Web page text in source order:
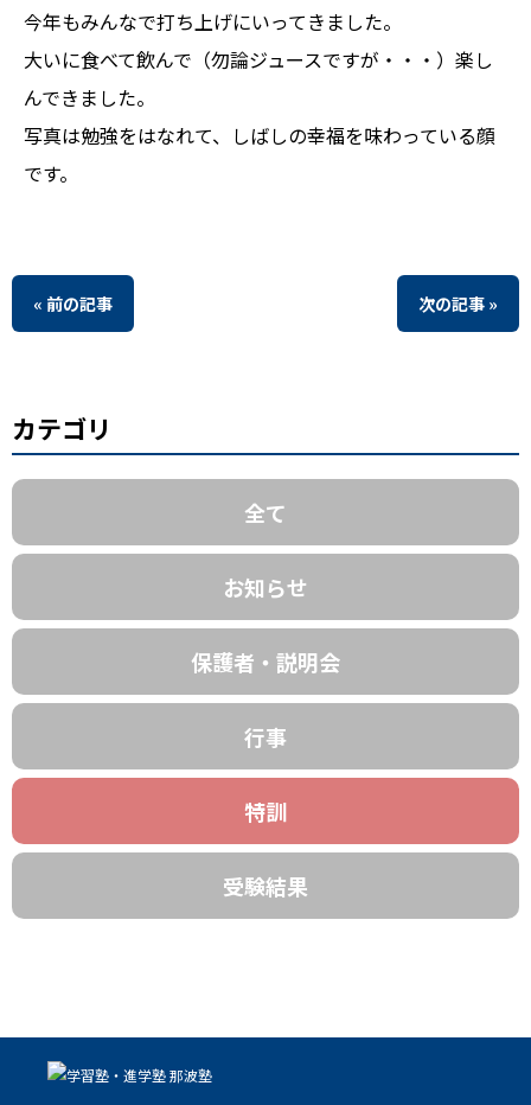
今年もみんなで打ち上げにいってきました。
大いに食べて飲んで（勿論ジュースですが・・・）楽し
んできました。
写真は勉強をはなれて、しばしの幸福を味わっている顔
です。
« 前の記事 次の記事 »
カテゴリ
全て
お知らせ
保護者・説明会
行事
特訓
受験結果